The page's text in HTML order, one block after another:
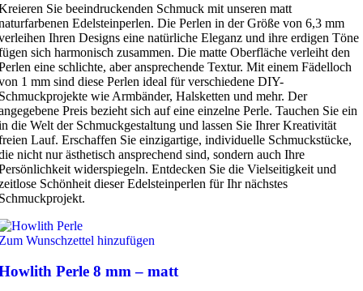
Sie beeindruckenden Schmuck mit unseren matt
Edelsteinperlen. Die Perlen in der Größe von 6,3 mm
Ihren Designs eine natürliche Eleganz und ihre erdigen Töne
sich harmonisch zusammen. Die matte Oberfläche verleiht den
eine schlichte, aber ansprechende Textur. Mit einem Fädelloch
1 mm sind diese Perlen ideal für verschiedene DIY-
wie Armbänder, Halsketten und mehr. Der
Preis bezieht sich auf eine einzelne Perle. Tauchen Sie ein
die Welt der Schmuckgestaltung und lassen Sie Ihrer Kreativität
Lauf. Erschaffen Sie einzigartige, individuelle Schmuckstücke,
nicht nur ästhetisch ansprechend sind, sondern auch Ihre
widerspiegeln. Entdecken Sie die Vielseitigkeit und
Schönheit dieser Edelsteinperlen für Ihr nächstes
Wunschzettel hinzufügen
Perle 8 mm – matt